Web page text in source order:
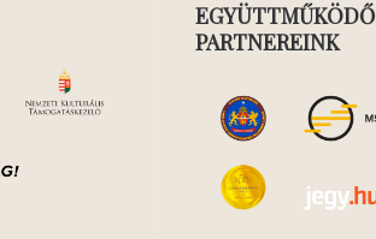
EGYÜTTMŰKÖDŐ
PARTNEREINK